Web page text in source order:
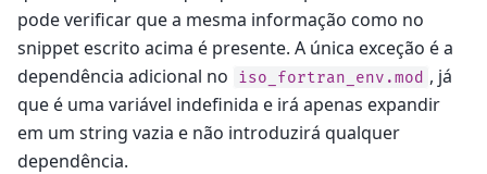
pode verificar que a mesma informação como no
snippet escrito acima é presente. A única exceção é a
dependência adicional no
iso_fortran_env.mod , já
que é uma variável indefinida e irá apenas expandir
em um string vazia e não introduzirá qualquer
dependência.